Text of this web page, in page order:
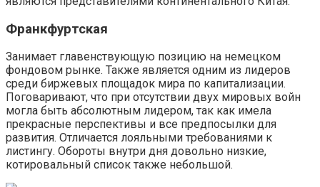
Франкфуртская
Занимает главенствующую позицию на немецком
фондовом рынке. Также является одним из лидеров
среди биржевых площадок мира по капитализации.
Поговаривают, что при отсутствии двух мировых войн
могла быть абсолютным лидером, так как имела
прекрасные перспективы и все предпосылки для
развития. Отличается лояльными требованиями к
листингу. Обороты внутри дня довольно низкие,
котировальный список также небольшой.